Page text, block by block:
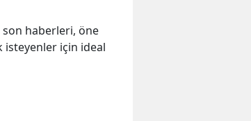
son haberleri, öne
isteyenler için ideal